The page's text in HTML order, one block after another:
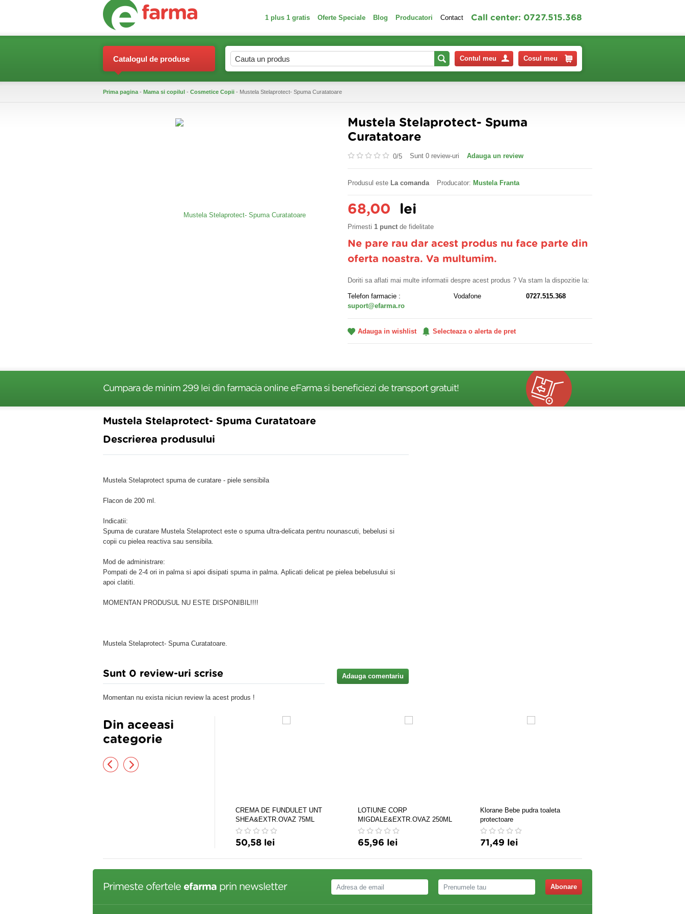
1 plus 1 gratis Oferte Speciale Blog Producatori Contact Call center: 0727.515.368
Catalogul de produse Contul meu Cosul meu
Prima pagina - Mama si copilul - Cosmetice Copii - Mustela Stelaprotect- Spuma Curatatoare
Mustela Stelaprotect- Spuma
Curatatoare
0/5 Sunt 0 review-uri Adauga un review
Produsul este La comanda Producator: Mustela Franta
68,00 lei
Primesti 1 punct de fidelitate
Ne pare rau dar acest produs nu face parte din
oferta noastra. Va multumim.
Doriti sa aflati mai multe informatii despre acest produs ? Va stam la dispozitie la:
Telefon farmacie : Vodafone
0727.515.368
suport@efarma.ro
Adauga in wishlist Selecteaza o alerta de pret
Cumpara de minim 299 lei din farmacia online eFarma si beneficiezi de transport gratuit!
Mustela Stelaprotect- Spuma Curatatoare
Descrierea produsului
Mustela Stelaprotect spuma de curatare - piele sensibila
Flacon de 200 ml.
Indicatii:
Spuma de curatare Mustela Stelaprotect este o spuma ultra-delicata pentru nounascuti, bebelusi si
copii cu pielea reactiva sau sensibila.
Mod de administrare:
Pompati de 2-4 ori in palma si apoi disipati spuma in palma. Aplicati delicat pe pielea bebelusului si
apoi clatiti.
MOMENTAN PRODUSUL NU ESTE DISPONIBIL!!!!
Mustela Stelaprotect- Spuma Curatatoare.
Sunt 0 review-uri scrise Adauga comentariu
Momentan nu exista niciun review la acest produs !
Din aceeasi
categorie
CREMA DE FUNDULET UNT
SHEA&EXTR.OVAZ 75ML
50,58 lei
LOTIUNE CORP
MIGDALE&EXTR.OVAZ 250ML
65,96 lei
Klorane Bebe pudra toaleta
protectoare
71,49 lei
Primeste ofertele efarma prin newsletter Abonare